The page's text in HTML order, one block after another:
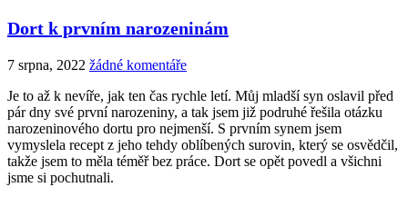
Dort k prvním narozeninám
7 srpna, 2022 žádné komentáře
Je to až k nevíře, jak ten čas rychle letí. Můj mladší syn oslavil před
pár dny své první narozeniny, a tak jsem již podruhé řešila otázku
narozeninového dortu pro nejmenší. S prvním synem jsem
vymyslela recept z jeho tehdy oblíbených surovin, který se osvědčil,
takže jsem to měla téměř bez práce. Dort se opět povedl a všichni
jsme si pochutnali.